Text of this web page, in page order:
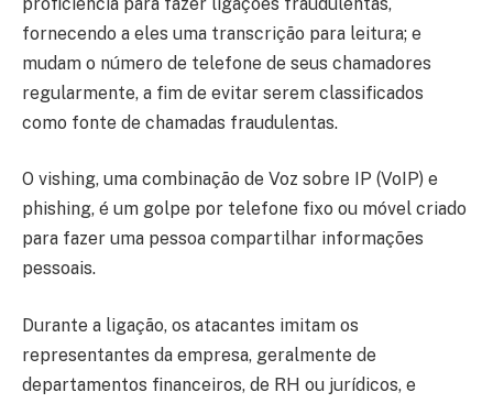
fornecendo a eles uma transcrição para leitura; e
mudam o número de telefone de seus chamadores
regularmente, a fim de evitar serem classificados
como fonte de chamadas fraudulentas.
O vishing, uma combinação de Voz sobre IP (VoIP) e
phishing, é um golpe por telefone fixo ou móvel criado
para fazer uma pessoa compartilhar informações
pessoais.
Durante a ligação, os atacantes imitam os
representantes da empresa, geralmente de
departamentos financeiros, de RH ou jurídicos, e